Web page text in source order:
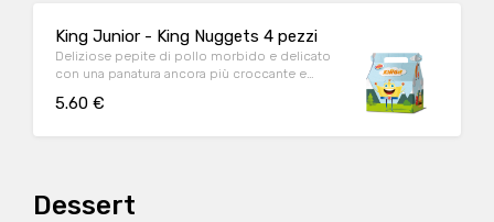
King Junior - King Nuggets 4 pezzi
Deliziose pepite di pollo morbido e delicato
con una panatura ancora più croccante e
5.60 €
Dessert